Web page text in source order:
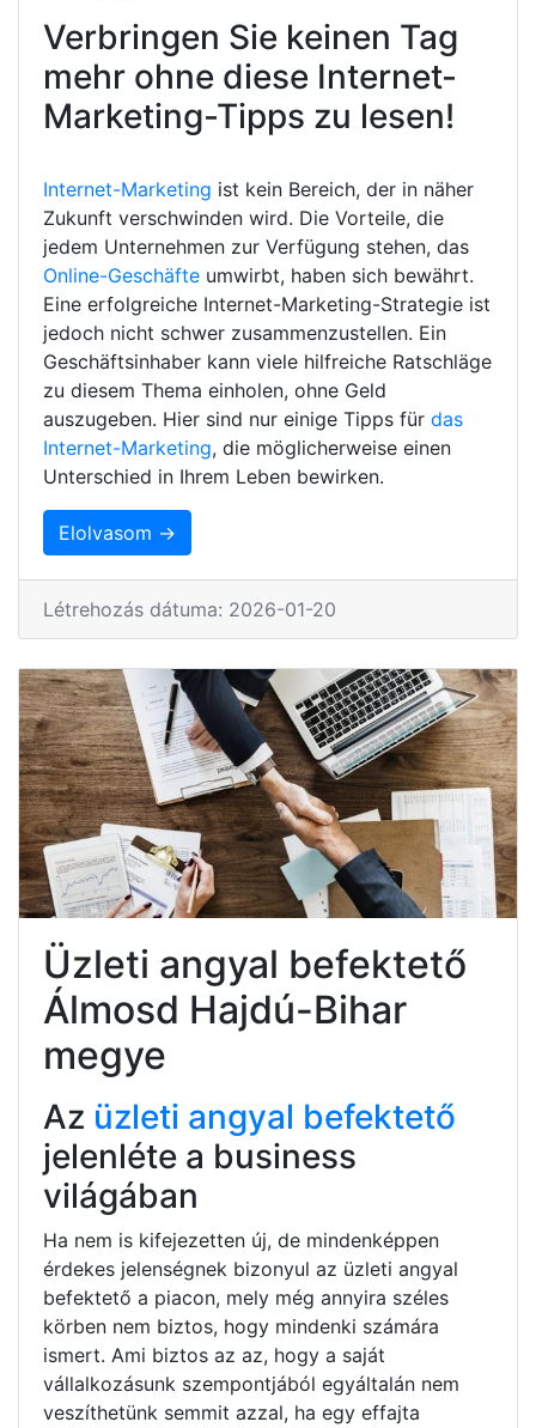
Verbringen Sie keinen Tag
mehr ohne diese Internet-
Marketing-Tipps zu lesen!
Internet-Marketing ist kein Bereich, der in näher
Zukunft verschwinden wird. Die Vorteile, die
jedem Unternehmen zur Verfügung stehen, das
Online-Geschäfte umwirbt, haben sich bewährt.
Eine erfolgreiche Internet-Marketing-Strategie ist
jedoch nicht schwer zusammenzustellen. Ein
Geschäftsinhaber kann viele hilfreiche Ratschläge
zu diesem Thema einholen, ohne Geld
auszugeben. Hier sind nur einige Tipps für das
Internet-Marketing, die möglicherweise einen
Unterschied in Ihrem Leben bewirken.
Elolvasom →
Létrehozás dátuma: 2026-01-20
Üzleti angyal befektető
Álmosd Hajdú-Bihar
megye
Az üzleti angyal befektető
jelenléte a business
világában
Ha nem is kifejezetten új, de mindenképpen
érdekes jelenségnek bizonyul az üzleti angyal
befektető a piacon, mely még annyira széles
körben nem biztos, hogy mindenki számára
ismert. Ami biztos az az, hogy a saját
vállalkozásunk szempontjából egyáltalán nem
veszíthetünk semmit azzal, ha egy effajta